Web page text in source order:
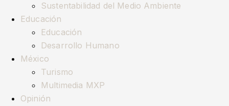
Sustentabilidad del Medio Ambiente
Educación
Educación
Desarrollo Humano
México
Turismo
Multimedia MXP
Opinión